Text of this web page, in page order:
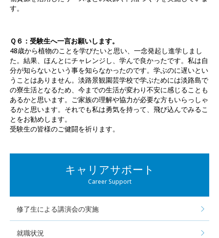
す。
Ｑ６：受験生へ一言お願いします。
48歳から植物のことを学びたいと思い、一念発起し進学しまし
た。結果、ほんとにチャレンジし、学んで良かったです。私は自
分が知らないという事を知らなかったのです。学ぶのに遅いとい
うことはありません。淡路景観園芸学校で学ぶためには淡路島で
の寮生活となるため、今までの生活が変わり不安に感じることも
あるかと思います。ご家族の理解や協力が必要な方もいらっしゃ
るかと思います。それでも私は勇気を持って、飛び込んでみるこ
とをお勧めします。
受験生の皆様のご健闘を祈ります。
キャリアサポート
Career Support
修了生による講演会の実施
就職状況